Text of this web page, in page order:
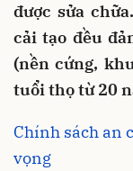
được sửa
cải tạo đều
(nền cứng,
tuổi thọ từ 20
Chính sách an
vọng